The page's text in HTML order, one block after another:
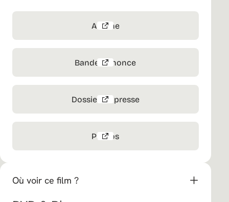
Affiche
Bande-annonce
Dossier de presse
Photos
Où voir ce film ?